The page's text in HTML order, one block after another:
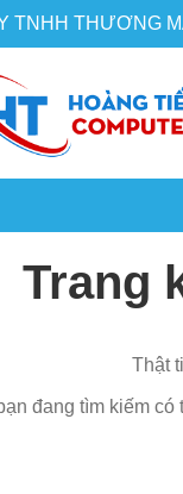
TNHH THƯƠNG
Trang
Thật
đang tìm kiếm